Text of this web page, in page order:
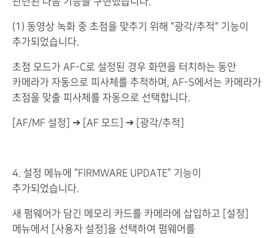
(1) 동영상 녹화 중 초점을 맞추기 위해 "광각/추적" 기능이
추가되었습니다.
초점 모드가 AF-C로 설정된 경우 화면을 터치하는 동안
카메라가 자동으로 피사체를 추적하며, AF-S에서는 카메라가
초점을 맞출 피사체를 자동으로 선택합니다.
[AF/MF 설정] ➔ [AF 모드] ➔ [광각/추적]
4. 설정 메뉴에 “FIRMWARE UPDATE” 기능이
추가되었습니다.
새 펌웨어가 담긴 메모리 카드를 카메라에 삽입하고 [설정]
메뉴에서 [사용자 설정]을 선택하여 펌웨어를